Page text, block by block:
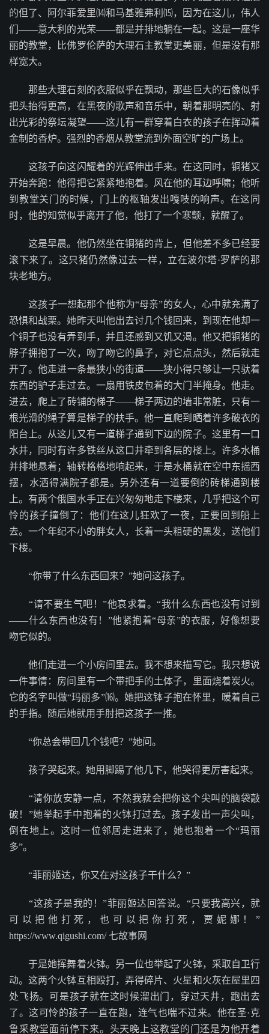
的但了、阿尔菲爱里⒁和马基雅弗利⒂，因为在这儿，伟人
们——意大利的光荣——都是并排地躺在一起。这是一座华
丽的教堂，比佛罗伦萨的大理石主教堂更美丽，但是没有那
样宽大。
那些大理石刻的衣服似乎在飘动，那些巨大的石像似乎
把头抬得更高，在黑夜的歌声和音乐中，朝着那明亮的、射
出光彩的祭坛凝望——这儿有一群穿着白衣的孩子在挥动着
金制的香炉。强烈的香烟从教堂流到外面空旷的广场上。
这孩子向这闪耀着的光辉伸出手来。在这同时，铜猪又
开始奔跑：他得把它紧紧地抱着。风在他的耳边呼啸；他听
到教堂关门的时候，门上的枢轴发出嘎吱的响声。在这同
时，他的知觉似乎离开了他，他打了一个寒颤，就醒了。
这是早晨。他仍然坐在铜猪的背上，但他差不多已经要
滚下来了。这只猪仍然像过去一样，立在波尔塔·罗萨的那
块老地方。
这孩子一想起那个他称为“母亲”的女人，心中就充满了
恐惧和战栗。她昨天叫他出去讨几个钱回来，到现在他却一
个铜子也没有弄到手，并且还感到又饥又渴。他又把铜猪的
脖子拥抱了一次，吻了吻它的鼻子，对它点点头，然后就走
开了。他走进一条最狭小的街道——狭小得只够让一只驮着
东西的驴子走过去。一扇用铁皮包着的大门半掩身。他走。
进去，爬上了砖铺的梯子——梯子两边的墙非常脏，只有一
根光滑的绳子算是梯子的扶手。他一直爬到晒着许多破衣的
阳台上。从这儿又有一道梯子通到下边的院子。这里有一口
水井，同时有许多铁丝从这口井牵到各层的楼上。许多水桶
并排地悬着；轴转格格地响起来，于是水桶就在空中东摇西
摆，水洒得满院子都是。另外还有一道要倒的砖梯通到楼
上。有两个俄国水手正在兴匆匆地走下楼来，几乎把这个可
怜的孩子撞倒了：他们在这儿狂欢了一夜，正要回到船上
去。一个年纪不小的胖女人，长着一头粗硬的黑发，送他们
下楼。
“你带了什么东西回来？”她问这孩子。
“请不要生气吧！”他哀求着。“我什么东西也没有讨到
——什么东西也没有！”他紧抱着“母亲”的衣服，好像想要
吻它似的。
他们走进一个小房间里去。我不想来描写它。我只想说
一件事情：房间里有一个带把手的土体子，里面烧着炭火。
它的名字叫做“玛丽多”⒃。她把这钵子抱在怀里，暖着自己
的手指。随后她就用手肘把这孩子一推。
“你总会带回几个钱吧？”她问。
孩子哭起来。她用脚踢了他几下，他哭得更厉害起来。
“请你放安静一点，不然我就会把你这个尖叫的脑袋敲
破！”她举起手中抱着的火钵打过去。孩子发出一声尖叫，
倒在地上。这时一位邻居走进来了，她也抱着一个“玛丽
多”。
“菲丽姬达，你又在对这孩子干什么？”
“这孩子是我的！”菲丽姬达回答说。“只要我高兴，就
可以把他打死，也可以把你打死，贾妮娜！”
https://www.qigushi.com/ 七故事网
于是她挥舞着火钵。另一位也举起了火钵，采取自卫行
动。这两个火钵互相殴打，弄得碎片、火星和火灰在屋里四
处飞扬。可是孩子就在这时候溜出门，穿过天井，跑出去
了。这可怜的孩子一直在跑，连气也喘不过来。他在圣·克
鲁采教堂面前停下来。头天晚上这教堂的门还是为他开着